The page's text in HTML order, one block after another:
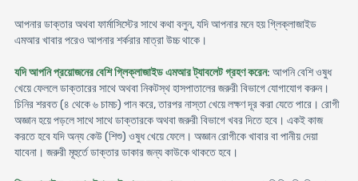
আপনার ডাক্তার অথবা ফার্মাসিস্টের সাথে কথা বলুন, যদি আপনার মনে হয় গ্লিক্লাজাইড
এমআর খাবার পরেও আপনার শর্করার মাত্রা উচ্চ থাকে।
যদি আপনি প্রয়োজনের বেশি গ্লিক্লাজাইড এমআর ট্যাবলেট গ্রহণ করেন: আপনি বেশি ওষুধ
খেয়ে ফেললে ডাক্তারের সাথে অথবা নিকটস্থ হাসপাতালের জরুরী বিভাগে যোগাযোগ করুন।
চিনির শরবত (৪ থেকে ৬ চামচ) পান করে, তারপর নাস্তা খেয়ে লক্ষণ দূর করা যেতে পারে। রোগী
অজ্ঞান হয়ে পড়লে সাথে সাথে ডাক্তারকে অথবা জরুরী বিভাগে খবর দিতে হবে। একই কাজ
করতে হবে যদি অন্য কেউ (শিশু) ওষুধ খেয়ে ফেলে। অজ্ঞান রোগীকে খাবার বা পানীয় দেয়া
যাবেনা। জরুরী মূহুর্তে ডাক্তার ডাকার জন্য কাউকে থাকতে হবে।